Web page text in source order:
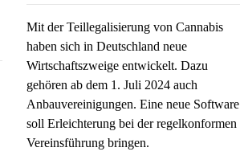
Mit der Teillegalisierung von Cannabis
haben sich in Deutschland neue
Wirtschaftszweige entwickelt. Dazu
gehören ab dem 1. Juli 2024 auch
Anbauvereinigungen. Eine neue Software
soll Erleichterung bei der regelkonformen
Vereinsführung bringen.